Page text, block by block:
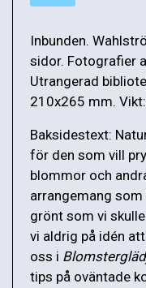
Inbunden.
sidor. Fotografier
Utrangerad
210x265 mm.
Baksidestext:
för den som vill
blommor och
arrangemang
grönt som vi
vi aldrig på idén
oss i
tips på oväntade